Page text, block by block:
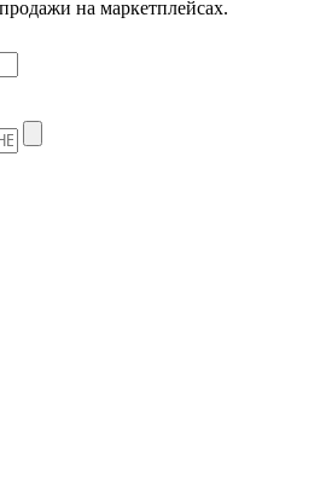
на маркетплейсах.